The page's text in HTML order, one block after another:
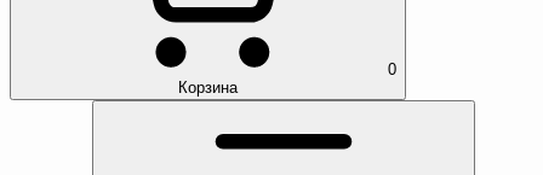
0
Корзина